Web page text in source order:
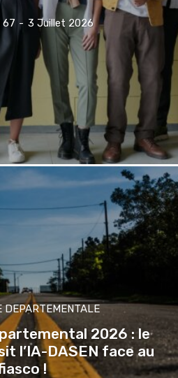
67 - 3 Juillet 2026
2026 : le
l’IA-DASEN face au
!